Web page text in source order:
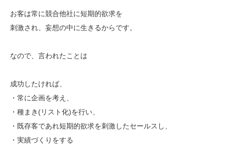
お客は常に競合他社に短期的欲求を
刺激され、妄想の中に生きるからです。
なので、言われたことは
成功したければ、
・常に企画を考え、
・種まき(リスト化)を行い、
・既存客であれ短期的欲求を刺激したセールスし、
・実績づくりをする